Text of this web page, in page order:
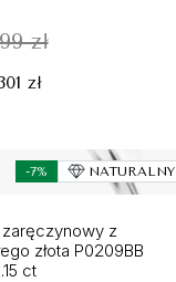
zł
zł
-7% NATURALNY
z
złota P0209BB
ct